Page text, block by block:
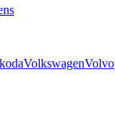
VolkswagenVolvo